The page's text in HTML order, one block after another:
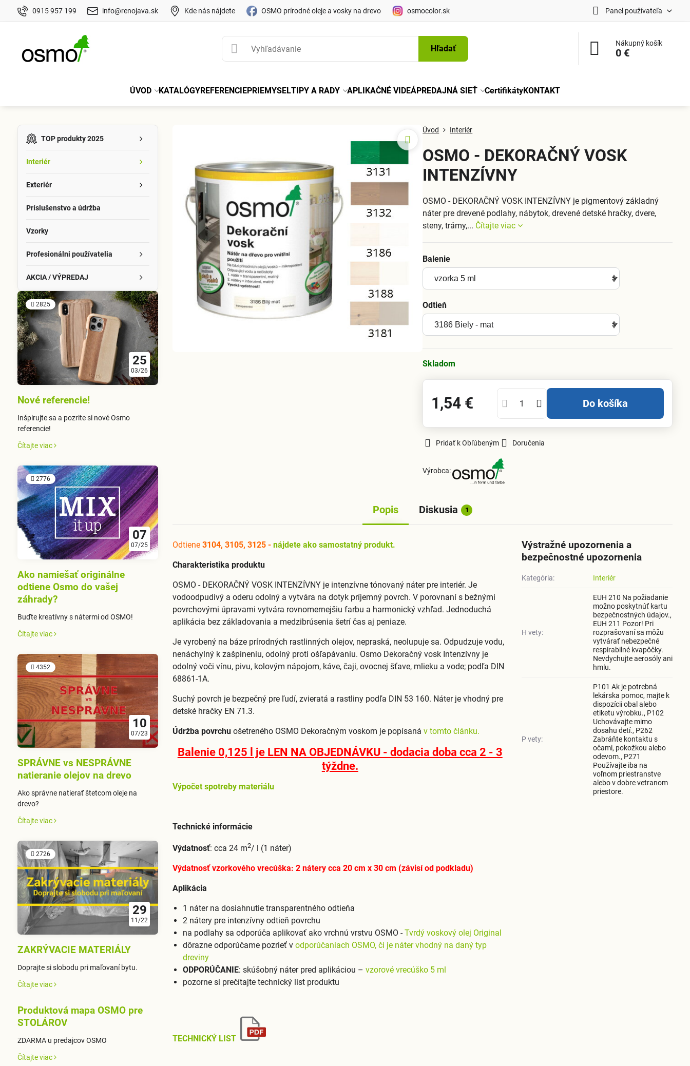
0915 957 199 info@renojava.sk Kde nás nájdete OSMO prírodné oleje a vosky na drevo osmocolor.sk Panel používateľa
Hľadať
Nákupný košík
0 €
ÚVOD KATALÓGYREFERENCIEPRIEMYSELTIPY A RADY APLIKAČNÉ VIDEÁPREDAJNÁ SIEŤ CertifikátyKONTAKT
Úvod Interiér
OSMO - DEKORAČNÝ VOSK
INTENZÍVNY
OSMO - DEKORAČNÝ VOSK INTENZÍVNY je pigmentový základný
náter pre drevené podlahy, nábytok, drevené detské hračky, dvere,
steny, trámy,... Čítajte viac
Balenie
Odtieň
Skladom
1,54 € Do košíka
Pridať k Obľúbeným Doručenia
Výrobca:
Popis Diskusia 1
Odtiene 3104, 3105, 3125 -nájdete ako samostatný produkt.
Charakteristika produktu
OSMO - DEKORAČNÝ VOSK INTENZÍVNY je intenzívne tónovaný náter pre interiér. Je
vodoodpudivý a oderu odolný a vytvára na dotyk príjemný povrch. V porovnaní s bežnými
povrchovými úpravami vytvára rovnomernejšiu farbu a harmonický vzhľad. Jednoduchá
aplikácia bez základovania a medzibrúsenia šetrí čas aj peniaze.
Je vyrobený na báze prírodných rastlinných olejov, nepraská, neolupuje sa. Odpudzuje vodu,
nenáchylný k zašpineniu, odolný proti ošľapávaniu. Osmo Dekoračný vosk Intenzívny je
odolný voči vínu, pivu, kolovým nápojom, káve, čaji, ovocnej šťave, mlieku a vode; podľa DIN
68861-1A.
Suchý povrch je bezpečný pre ľudí, zvieratá a rastliny podľa DIN 53 160. Náter je vhodný pre
detské hračky EN 71.3.
Údržba povrchu ošetreného OSMO Dekoračným voskom je popísanáv tomto článku.
Balenie 0,125 l je LEN NA OBJEDNÁVKU - dodacia doba cca 2 - 3
týždne.
Výpočet spotreby materiálu
Technické informácie
Výdatnosť: cca 24 m2/ l (1 náter)
Výdatnosť vzorkového vrecúška: 2 nátery cca 20 cm x 30 cm (závisí od podkladu)
Aplikácia
1 náter na dosiahnutie transparentného odtieňa
2 nátery pre intenzívny odtieň povrchu
na podlahy sa odporúča aplikovať ako vrchnú vrstvu OSMO -Tvrdý voskový olej Original
dôrazne odporúčame pozrieť vodporúčaniach OSMO, či je náter vhodný na daný typ
dreviny
ODPORÚČANIE: skúšobný náter pred aplikáciou –vzorové vrecúško 5 ml
pozorne si prečítajte technický list produktu
TECHNICKÝ LIST
Výstražné upozornenia a
bezpečnostné upozornenia
Kategória: Interiér
H vety:
EUH 210 Na požiadanie
možno poskytnúť kartu
bezpečnostných údajov.,
EUH 211 Pozor! Pri
rozprašovaní sa môžu
vytvárať nebezpečné
respirabilné kvapôčky.
Nevdychujte aerosóly ani
hmlu.
P vety:
P101 Ak je potrebná
lekárska pomoc, majte k
dispozícii obal alebo
etiketu výrobku., P102
Uchovávajte mimo
dosahu detí., P262
Zabráňte kontaktu s
očami, pokožkou alebo
odevom., P271
Používajte iba na
voľnom priestranstve
alebo v dobre vetranom
priestore.
TOP produkty 2025
Interiér
Exteriér
Príslušenstvo a údržba
Vzorky
Profesionálni používatelia
AKCIA / VÝPREDAJ
2825
25
03/26
Nové referencie!
Inšpirujte sa a pozrite si nové Osmo
referencie!
Čítajte viac
2776
07
07/25
Ako namiešať originálne
odtiene Osmo do vašej
záhrady?
Buďte kreatívny s nátermi od OSMO!
Čítajte viac
4352
10
07/23
SPRÁVNE vs NESPRÁVNE
natieranie olejov na drevo
Ako správne natierať štetcom oleje na
drevo?
Čítajte viac
2726
29
11/22
ZAKRÝVACIE MATERIÁLY
Doprajte si slobodu pri maľovaní bytu.
Čítajte viac
Produktová mapa OSMO pre
STOLÁROV
ZDARMA u predajcov OSMO
Čítajte viac